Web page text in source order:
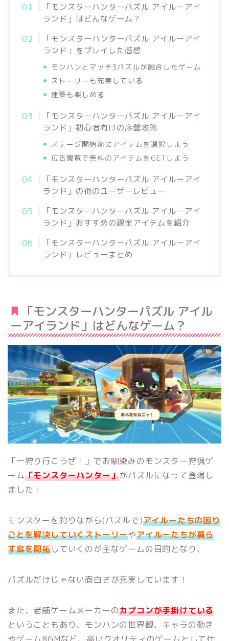
「モンスターハンターパズル アイルーアイ
ランド」はどんなゲーム？
「モンスターハンターパズル アイルーアイ
ランド」をプレイした感想
モンハンとマッチ3パズルが融合したゲーム
ストーリーも充実している
建築も楽しめる
「モンスターハンターパズル アイルーアイ
ランド」初心者向けの序盤攻略
ステージ開始前にアイテムを選択しよう
広告閲覧で無料のアイテムをGETしよう
「モンスターハンターパズル アイルーアイ
ランド」の他のユーザーレビュー
「モンスターハンターパズル アイルーアイ
ランド」おすすめの課金アイテムを紹介
「モンスターハンターパズル アイルーアイ
ランド」レビューまとめ
「モンスターハンターパズル アイル
ーアイランド」はどんなゲーム？
「一狩り行こうぜ！」でお馴染みのモンスター狩猟ゲ
ーム「モンスターハンター」がパズルになって登場し
ました！
モンスターを狩りながら(パズルで)アイルーたちの困り
ごとを解決していくストーリーやアイルーたちが暮ら
す島を開拓していくのが主なゲームの目的となり、
パズルだけじゃない面白さが充実しています！
また、老舗ゲームメーカーのカプコンが手掛けている
ということもあり、モンハンの世界観、キャラの動き
やゲームBGMなど、高いクオリティのゲームとして仕